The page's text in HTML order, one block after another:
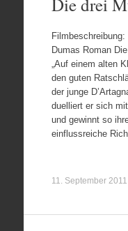
Dumas Roman
„Auf einem alten
den guten
der junge
duelliert er sich
und gewinnt so
einflussreiche
11. September 2011